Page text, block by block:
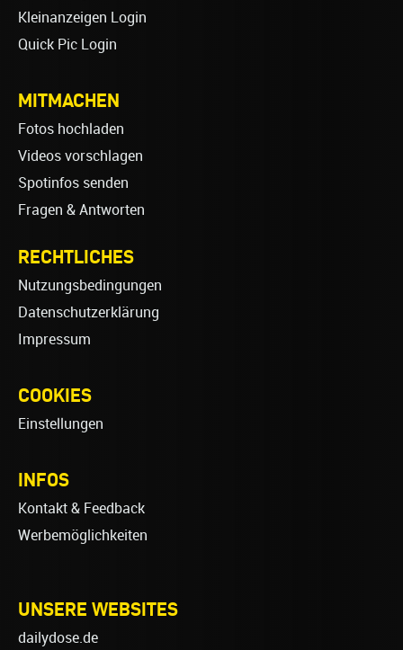
Kleinanzeigen Login
Quick Pic Login
MITMACHEN
Fotos hochladen
Videos vorschlagen
Spotinfos senden
Fragen & Antworten
RECHTLICHES
Nutzungsbedingungen
Datenschutzerklärung
Impressum
COOKIES
Einstellungen
INFOS
Kontakt & Feedback
Werbemöglichkeiten
UNSERE WEBSITES
dailydose.de